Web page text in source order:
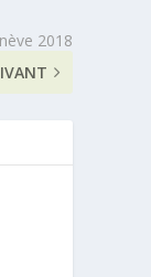
2018